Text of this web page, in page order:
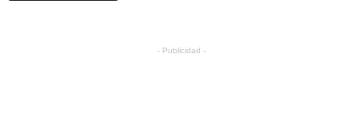
- Publicidad -